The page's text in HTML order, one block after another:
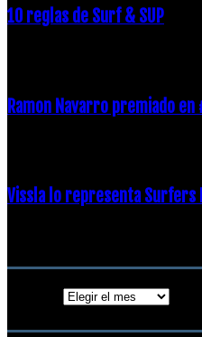
10 reglas de Surf & SUP
Ramon Navarro premiado
Vissla lo representa Surfers